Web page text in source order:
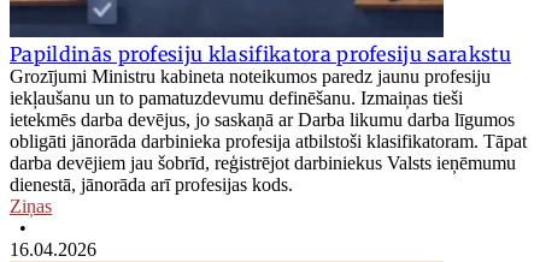
Papildinās profesiju klasifikatora profesiju sarakstu
Grozījumi Ministru kabineta noteikumos paredz jaunu profesiju
iekļaušanu un to pamatuzdevumu definēšanu. Izmaiņas tieši
ietekmēs darba devējus, jo saskaņā ar Darba likumu darba līgumos
obligāti jānorāda darbinieka profesija atbilstoši klasifikatoram. Tāpat
darba devējiem jau šobrīd, reģistrējot darbiniekus Valsts ieņēmumu
dienestā, jānorāda arī profesijas kods.
Ziņas
•
16.04.2026